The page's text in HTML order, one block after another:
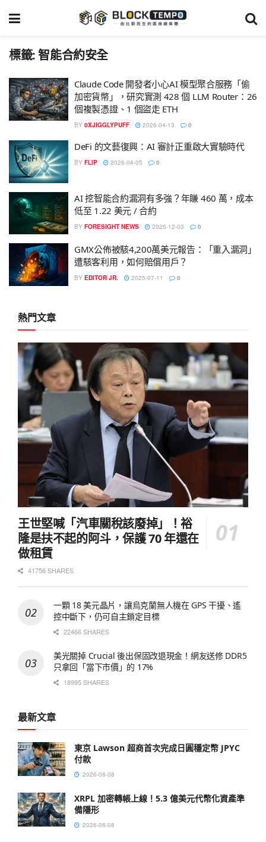
標籤:智能合約安全
Claude Code 開發者小心AI 模型聚合服務「偷
加密貨幣」，研究實測 428 個 LLM Router：26
個複製憑證、1 個盜走 ETH
BY 0XJIGGLYPUFF 2026-04-13 0
DeFi 的文藝復興：AI 審計正重啟大實驗時代
BY FLIP 2026-04-05 0
AI 挖智能合約漏洞有多強？年賺 460 萬，成本
低至 1.22 美元 / 合約
BY FORESIGHT NEWS 2025-12-03 0
GMX公佈被駭4,200萬美元報告：「重入漏洞」
遭駭客利用，如何賠償用戶？
BY EDITOR JR. 2025-07-11 0
熱門文章
王世堅喊「汽車關稅該廢掉」！裕
隆是扶不起的阿斗，保護 70 年還在
做租賃
41756 SHARES
一顆 18 美元晶片，讓烏克蘭無人機在 GPS 干擾、遙
控中斷下，仍可自主鎖定目標
22466 SHARES
美光關掉 Crucial 後出保固改退現金！網友送修 DDR5
只拿回「當下市價」的 17%
18995 SHARES
最新文章
東京 Lawson 超商首次完成日圓穩定幣 JPYC
付款
2026-08-08
XRPL 加密轉帳上線！5.3 億美元代幣化資產準
備隱形
2026-08-08